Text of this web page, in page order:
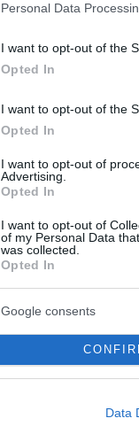
Personal Data
I want to opt-out of the
Opted In
I want to opt-out of the
Opted In
I want to opt-out of
Advertising.
Opted In
I want to opt-out of
of my Personal Data
was collected.
Opted In
Google consents
Data